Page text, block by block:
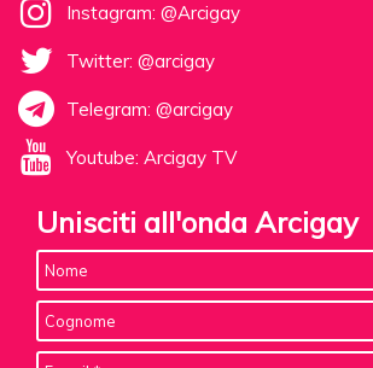
Instagram: @Arcigay
Twitter: @arcigay
Telegram: @arcigay
Youtube: Arcigay TV
Unisciti all'onda Arcigay